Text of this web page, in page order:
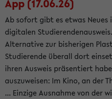
App (17.06.26)
Ab sofort gibt es etwas Neues
digitalen
Alternative zur bisherigen
Studierende überall dort
ihren Ausweis präsentiert
auszuweisen: Im Kino, an der
... Einzige Ausnahme von der